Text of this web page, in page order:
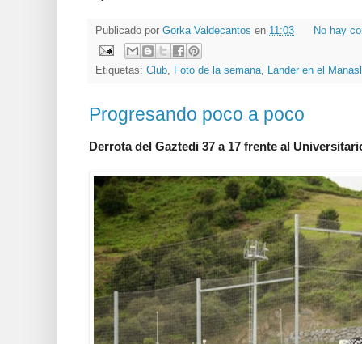
Publicado por Gorka Valdecantos en 11:03 No hay
Etiquetas: Club, Foto de la semana, Lander en el
Progresando poco a poco
Derrota del Gaztedi 37 a 17 frente al